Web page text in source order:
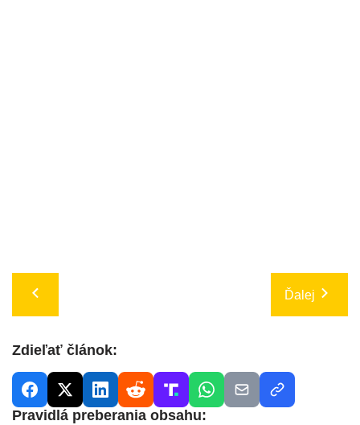
Ďalej
Zdieľať článok:
Pravidlá preberania obsahu: